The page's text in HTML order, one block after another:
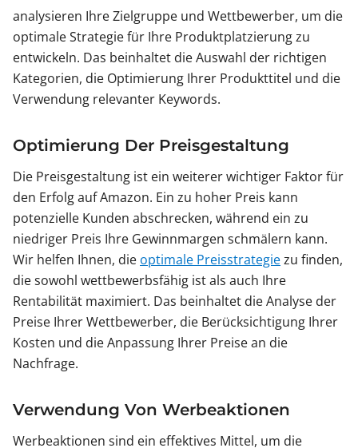
analysieren Ihre Zielgruppe und Wettbewerber, um die
optimale Strategie für Ihre Produktplatzierung zu
entwickeln. Das beinhaltet die Auswahl der richtigen
Kategorien, die Optimierung Ihrer Produkttitel und die
Verwendung relevanter Keywords.
Optimierung Der Preisgestaltung
Die Preisgestaltung ist ein weiterer wichtiger Faktor für
den Erfolg auf Amazon. Ein zu hoher Preis kann
potenzielle Kunden abschrecken, während ein zu
niedriger Preis Ihre Gewinnmargen schmälern kann.
Wir helfen Ihnen, die optimale Preisstrategiezu finden,
die sowohl wettbewerbsfähig ist als auch Ihre
Rentabilität maximiert. Das beinhaltet die Analyse der
Preise Ihrer Wettbewerber, die Berücksichtigung Ihrer
Kosten und die Anpassung Ihrer Preise an die
Nachfrage.
Verwendung Von Werbeaktionen
Werbeaktionen sind ein effektives Mittel, um die